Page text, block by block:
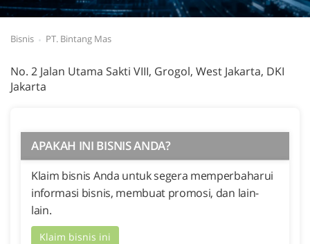
Bisnis PT. Bintang Mas
No. 2 Jalan Utama Sakti VIII, Grogol, West Jakarta, DKI
Jakarta
APAKAH INI BISNIS ANDA?
Klaim bisnis Anda untuk segera memperbaharui
informasi bisnis, membuat promosi, dan lain-
lain.
Klaim bisnis ini